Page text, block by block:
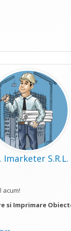
Imarketer S.R.L.
acum!
si Imprimare